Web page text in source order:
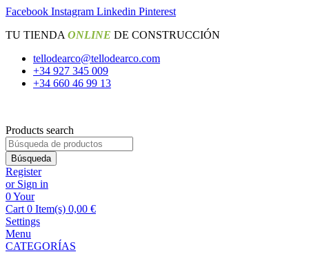
Facebook Instagram Linkedin Pinterest
TU TIENDA ONLINE DE CONSTRUCCIÓN
tellodearco@tellodearco.com
+34 927 345 009
+34 660 46 99 13
Products search
Búsqueda
Register
or Sign in
0Your
Cart 0 Item(s) 0,00 €
Settings
Menu
CATEGORÍAS